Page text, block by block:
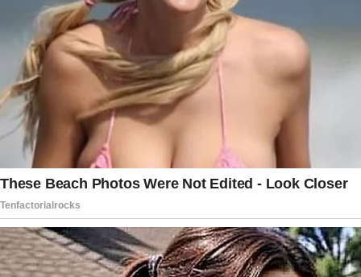
O episódio reforça ainda a importância de
verificar informações antes de compartilhar
conteúdos nas redes sociais. Em momentos de
grande repercussão, fotografias impactantes
frequentemente são acompanhadas por
interpretações sem comprovação, o que pode
gerar desinformação. No caso do céu vermelho
observado em Caracas, o fenômeno foi real e
amplamente registrado, mas sua ocorrência deve
ser entendida como um efeito atmosférico